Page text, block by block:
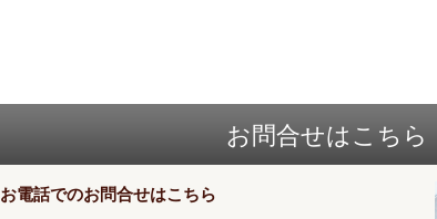
お問合せはこちら
お電話でのお問合せはこちら